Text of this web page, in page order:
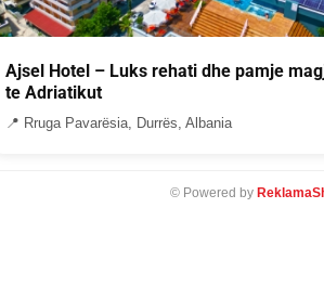
Ajsel Hotel – Luks rehati dhe pamje
te Adriatikut
📍 Rruga Pavarësia, Durrës, Albania
© Powered by